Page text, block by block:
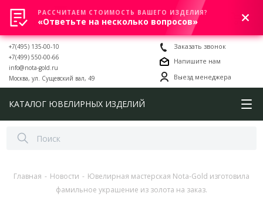
0
+7(495) 135-00-10
+7(499) 550-00-66
info@nota-gold.ru
Москва, ул. Сущевский вал, 49
Заказать звонок
Напишите нам
Выезд менеджера
КАТАЛОГ ЮВЕЛИРНЫХ ИЗДЕЛИЙ
Главная - Новости - Ювелирная мастерская Nota-Gold изготовила
фамильное украшение из золота на заказ.
РАССЧИТАЕМ СТОИМОСТЬ ВАШЕГО ИЗДЕЛИЯ?
«Ответьте на несколько вопросов»